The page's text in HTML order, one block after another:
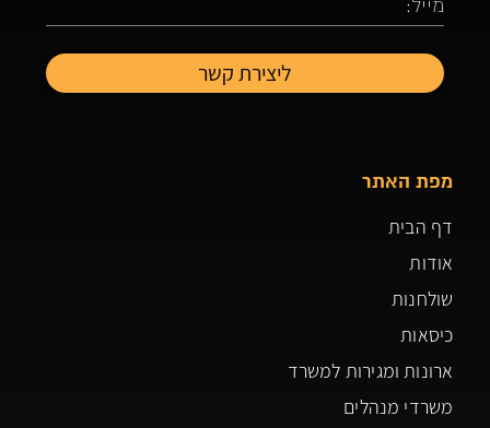
מפת האתר
דף הבית
אודות
שולחנות
כיסאות
ארונות ומגירות למשרד
משרדי מנהלים